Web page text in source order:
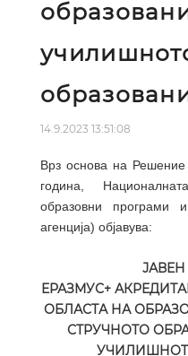
14.9.2023 13:51:08
Врз основа на
година,
образовни програми
агенција) објавува:
ЕРАЗМУС+
ОБЛАСТА НА
СТРУЧНОТО